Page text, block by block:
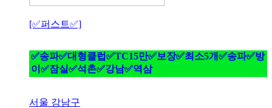
[✅퍼스트✅]
✅송파✅대형클럽✅TC15만✅보장✅최소5개✅송파✅방
이✅잠실✅석촌✅강남✅역삼
서울 강남구